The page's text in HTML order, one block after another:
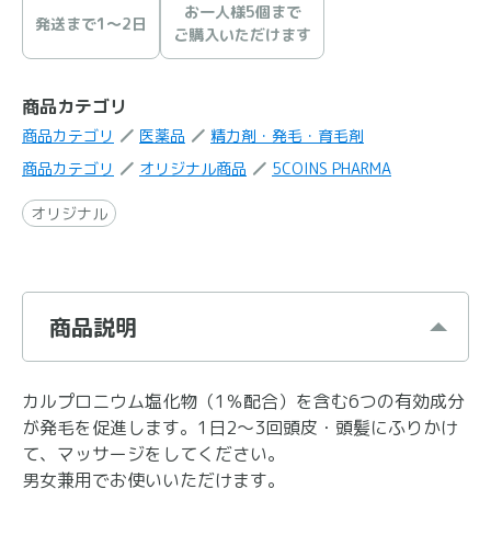
発送まで1〜2日
お一人様5個まで
ご購入いただけます
商品カテゴリ
商品カテゴリ 医薬品
精力剤・発毛・育毛剤
商品カテゴリ
オリジナル商品 5COINS PHARMA
オリジナル
商品説明
カルプロニウム塩化物（1％配合）を含む6つの有効成分
が発毛を促進します。1日2～3回頭皮・頭髪にふりかけ
て、マッサージをしてください。
男女兼用でお使いいただけます。